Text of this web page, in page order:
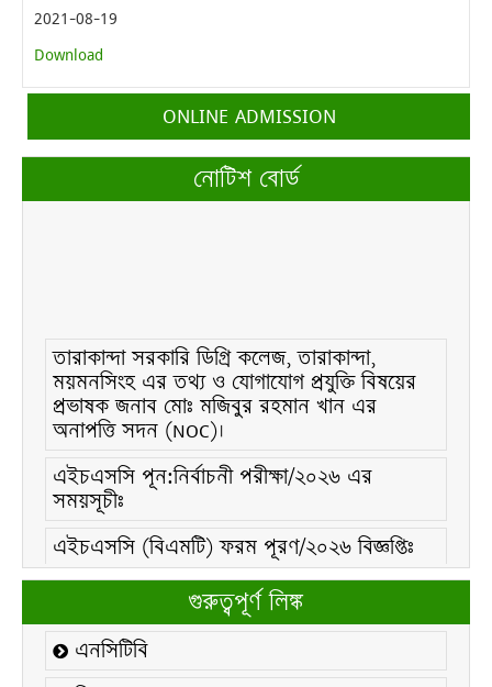
2021-08-19
Download
ONLINE ADMISSION
নোটিশ বোর্ড
তারাকান্দা সরকারি ডিগ্রি কলেজ, তারাকান্দা,
ময়মনসিংহ এর তথ্য ও যোগাযোগ প্রযুক্তি বিষয়ের
প্রভাষক জনাব মোঃ মজিবুর রহমান খান এর
অনাপত্তি সদন (NOC)।
এইচএসসি পূন:নির্বাচনী পরীক্ষা/২০২৬ এর
সময়সূচীঃ
এইচএসসি (বিএমটি) ফরম পূরণ/২০২৬ বিজ্ঞপ্তিঃ
এইচএসসি ফরম/২০২৬ পূরণ বিজ্ঞপ্তিঃ
২১ ফেব্রুয়ারি/২০২৬ ইং তারিখে “শহিদ দিবস ও
আন্তর্জাতিক মাতৃভাষা দিবস-২০২৬ উদযাপন
গুরুত্বপূর্ণ লিঙ্ক
এনসিটিবি